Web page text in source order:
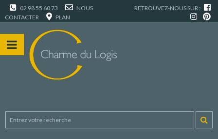
02 98 55 60 73
NOUS
CONTACTER
PLAN
RETROUVEZ-NOUS SUR :